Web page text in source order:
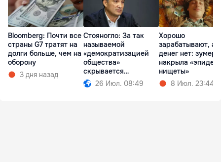
Bloomberg: Почти все
страны G7 тратят на
долги больше, чем на
оборону
3 дня назад
Стояногло: За так
называемой
«демократизацией
общества»
скрывается
проедание денег
26 Июл. 08:49
Хорошо
зарабатывают, а
денег нет:
накрыла
нищеты»
8 Июл. 23:44